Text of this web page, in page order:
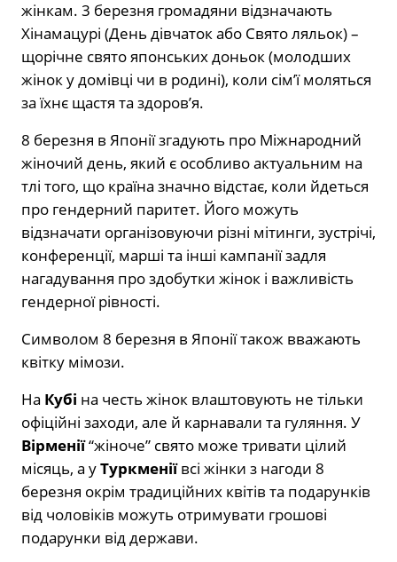
жінкам. 3 березня громадяни відзначають
Хінамацурі (День дівчаток або Свято ляльок) –
щорічне свято японських доньок (молодших
жінок у домівці чи в родині), коли сім’ї моляться
за їхнє щастя та здоров’я.
8 березня в Японії згадують про Міжнародний
жіночий день, який є особливо актуальним на
тлі того, що країна значно відстає, коли йдеться
про гендерний паритет. Його можуть
відзначати організовуючи різні мітинги, зустрічі,
конференції, марші та інші кампанії задля
нагадування про здобутки жінок і важливість
гендерної рівності.
Символом 8 березня в Японії також вважають
квітку мімози.
На Кубі на честь жінок влаштовують не тільки
офіційні заходи, але й карнавали та гуляння. У
Вірменії“жіноче” свято може тривати цілий
місяць, а уТуркменіївсі жінки з нагоди 8
березня окрім традиційних квітів та подарунків
від чоловіків можуть отримувати грошові
подарунки від держави.